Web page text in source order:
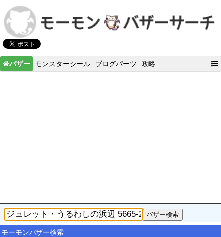
バザー モンスターシール ブログパーツ 攻略
モーモンバザー検索